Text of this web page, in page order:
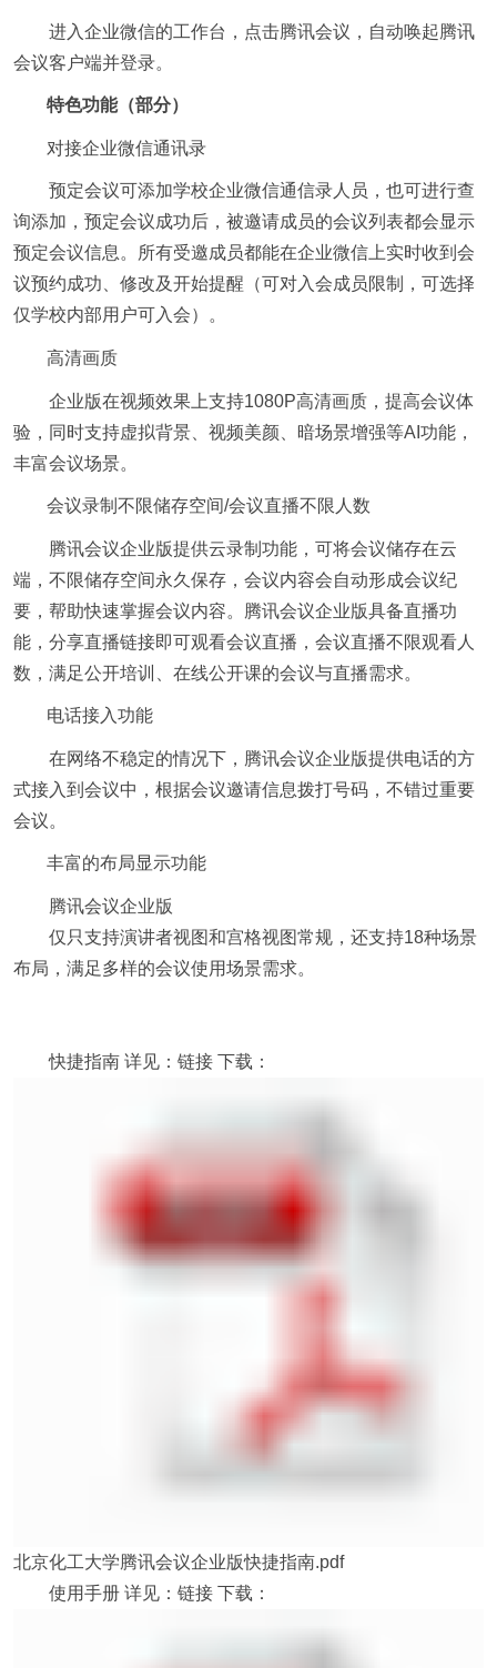
进入企业微信的工作台，点击腾讯会议，自动唤起腾讯
会议客户端并登录。
特色功能（部分）
对接企业微信通讯录
预定会议可添加学校企业微信通信录人员，也可进行查
询添加，预定会议成功后，被邀请成员的会议列表都会显示
预定会议信息。所有受邀成员都能在企业微信上实时收到会
议预约成功、修改及开始提醒（可对入会成员限制，可选择
仅学校内部用户可入会）。
高清画质
企业版在视频效果上支持1080P高清画质，提高会议体
验，同时支持虚拟背景、视频美颜、暗场景增强等AI功能，
丰富会议场景。
会议录制不限储存空间/会议直播不限人数
腾讯会议企业版提供云录制功能，可将会议储存在云
端，不限储存空间永久保存，会议内容会自动形成会议纪
要，帮助快速掌握会议内容。腾讯会议企业版具备直播功
能，分享直播链接即可观看会议直播，会议直播不限观看人
数，满足公开培训、在线公开课的会议与直播需求。
电话接入功能
在网络不稳定的情况下，腾讯会议企业版提供电话的方
式接入到会议中，根据会议邀请信息拨打号码，不错过重要
会议。
丰富的布局显示功能
腾讯会议企业版
仅只支持演讲者视图和宫格视图常规，还支持18种场景
布局，满足多样的会议使用场景需求。
快捷指南 详见： 链接下载：
北京化工大学腾讯会议企业版快捷指南.pdf
使用手册 详见： 链接下载：